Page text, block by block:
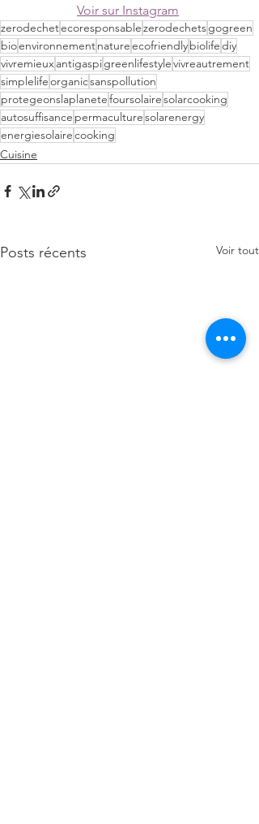
Voir sur Instagram
zerodechetecoresponsablezerodechetsgogreen
bioenvironnementnatureecofriendlybiolifediy
vivremieuxantigaspigreenlifestylevivreautrement
simplelifeorganicsanspollution
protegeonslaplanetefoursolairesolarcooking
autosuffisance permaculturesolarenergy
energiesolairecooking
Cuisine
Posts récents Voir tout